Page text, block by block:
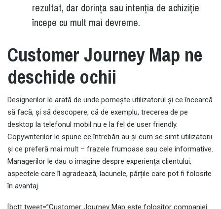
rezultat, dar dorința sau intenția de achiziție
începe cu mult mai devreme.
Customer Journey Map ne
deschide ochii
Designerilor le arată de unde pornește utilizatorul și ce încearcă
să facă, și să descopere, că de exemplu, trecerea de pe
desktop la telefonul mobil nu e la fel de user friendly.
Copywriterilor le spune ce întrebări au și cum se simt utilizatorii
și ce preferă mai mult – frazele frumoase sau cele informative.
Managerilor le dau o imagine despre experiența clientului,
aspectele care îl agradează, lacunele, părțile care pot fi folosite
în avantaj.